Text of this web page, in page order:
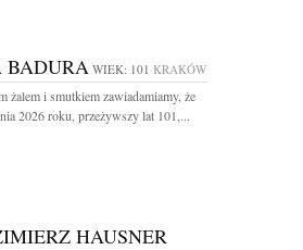
BADURA WIEK: 101 KRAKÓW
żalem i smutkiem zawiadamiamy, że
2026 roku, przeżywszy lat 101,...
HAUSNER